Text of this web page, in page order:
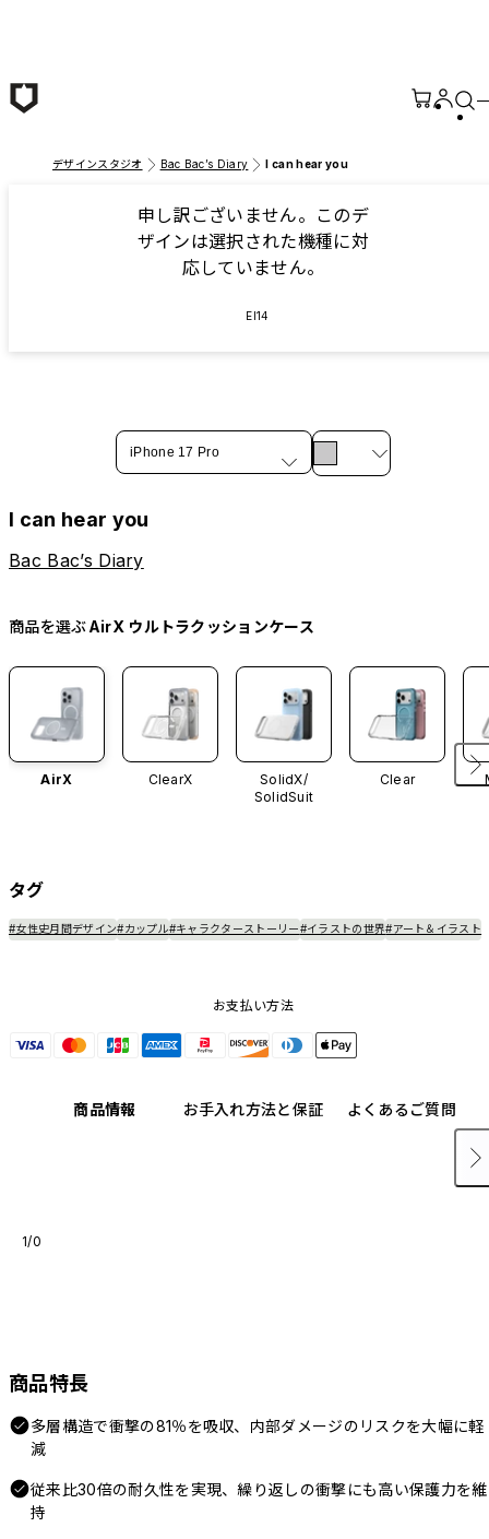
デザインスタジオ Bac Bac’s Diary I can hear you
申し訳ございません。このデ
ザインは選択された機種に対
応していません。
EI14
iPhone 17 Pro
I can hear you
Bac Bac’s Diary
商品を選ぶAirX ウルトラクッションケース
AirX ClearX
SolidX/
SolidSuit
Clear
タグ
#女性史月間デザイン#カップル#キャラクターストーリー#イラストの世界#アート＆イラスト
お支払い方法
商品情報 お手入れ方法と保証 よくあるご質問
1/0
商品特長
多層構造で衝撃の81％を吸収、内部ダメージのリスクを大幅に軽
減
従来比30倍の耐久性を実現、繰り返しの衝撃にも高い保護力を維
持